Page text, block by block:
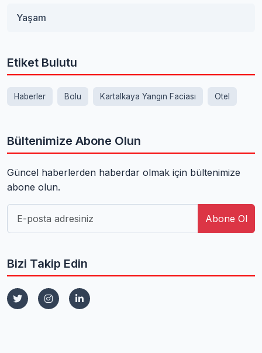
Yaşam
Etiket Bulutu
Haberler Bolu Kartalkaya Yangın Faciası Otel
Bültenimize Abone Olun
Güncel haberlerden haberdar olmak için bültenimize
abone olun.
Abone Ol
Bizi Takip Edin